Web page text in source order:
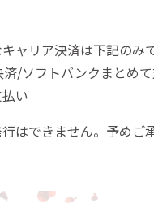
ャリア決済は下記のみで
/ソフトバンクまとめ
い
はできません。予めご